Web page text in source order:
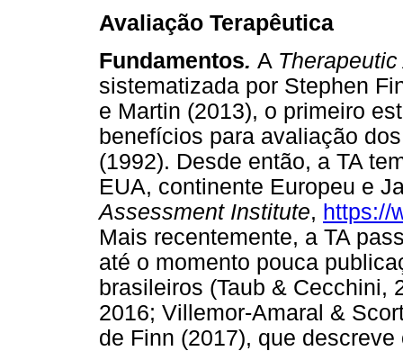
Avaliação Terapêutica
Fundamentos. A
sistematizada por Stephen
e Martin (2013), o primeiro
benefícios para avaliação
(1992). Desde então, a TA
EUA, continente Europeu e
Assessment Institute, https://
Mais recentemente, a TA
até o momento pouca
brasileiros (Taub & Cecchini,
2016; Villemor-Amaral &
de Finn (2017), que